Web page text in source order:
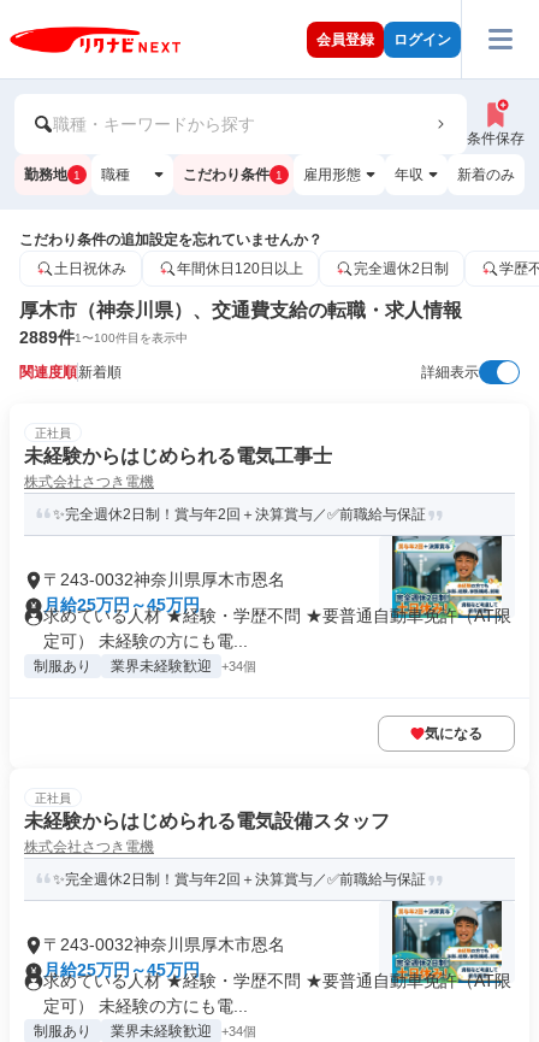
会員登録 ログイン
職種・キーワードから探す
条件保存
勤務地 1 職種 こだわり条件 1 雇用形態 年収 新着のみ
こだわり条件の追加設定を忘れていませんか？
土日祝休み
年間休日120日以上 完全週休2日制 学歴
厚木市（神奈川県）、交通費支給の転職・求人情報
2889件1〜100件目を表示中
関連度順新着順 詳細表示
正社員
未経験からはじめられる電気工事士
株式会社さつき電機
✨完全週休2日制！賞与年2回＋決算賞与／✅前職給与保証
〒243-0032神奈川県厚木市恩名
月給25万円～45万円
求めている人材 ★経験・学歴不問 ★要普通自動車免許（AT限
定可） 未経験の方にも電...
制服あり 業界未経験歓迎 +34個
気になる
正社員
未経験からはじめられる電気設備スタッフ
株式会社さつき電機
✨完全週休2日制！賞与年2回＋決算賞与／✅前職給与保証
〒243-0032神奈川県厚木市恩名
月給25万円～45万円
求めている人材 ★経験・学歴不問 ★要普通自動車免許（AT限
定可） 未経験の方にも電...
制服あり 業界未経験歓迎 +34個